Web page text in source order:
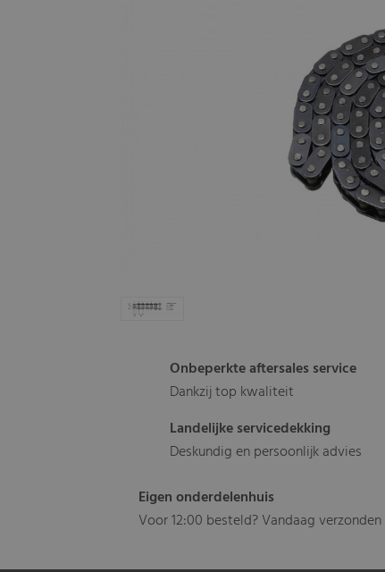
Onbeperkte aftersales service
Dankzij top kwaliteit
Landelijke servicedekking
Deskundig en persoonlijk advies
Eigen onderdelenhuis
Voor 12:00 besteld? Vandaag verzonden